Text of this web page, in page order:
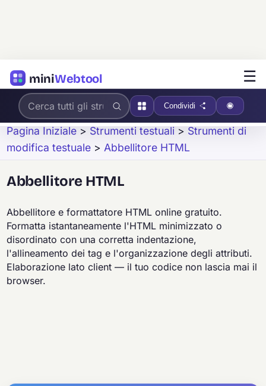
miniWebtool ☰
Condividi
Pagina Iniziale > Strumenti testuali > Strumenti di
modifica testuale > Abbellitore HTML
Abbellitore HTML
Abbellitore e formattatore HTML online gratuito.
Formatta istantaneamente l'HTML minimizzato o
disordinato con una corretta indentazione,
l'allineamento dei tag e l'organizzazione degli attributi.
Elaborazione lato client — il tuo codice non lascia mai il
browser.